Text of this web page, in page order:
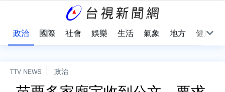
政治 國際 社會 娛樂 生活 氣象 地方 健康
TTV NEWS 政治